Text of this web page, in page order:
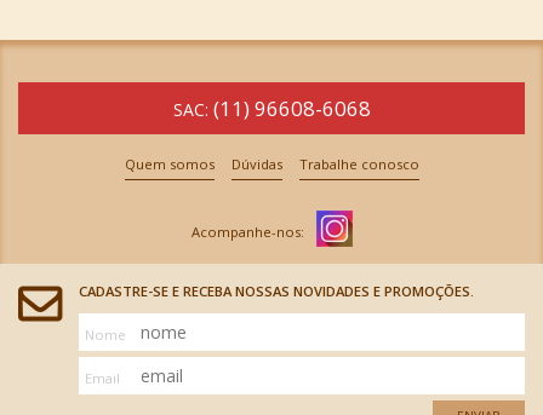
SAC: (11) 96608-6068
Quem somos Dúvidas Trabalhe conosco
CADASTRE-SE E RECEBA NOSSAS NOVIDADES E PROMOÇÕES.
Nome
Email